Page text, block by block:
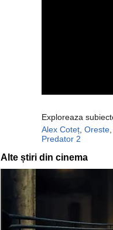
Exploreaza
Alex Coteț Oreste
Predator 2
Alte știri din cinema